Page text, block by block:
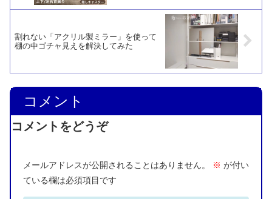
割れない「アクリル製ミラー」を使って
棚の中ゴチャ見えを解決してみた
コメント
コメントをどうぞ
メールアドレスが公開されることはありません。 ※ が付い
ている欄は必須項目です